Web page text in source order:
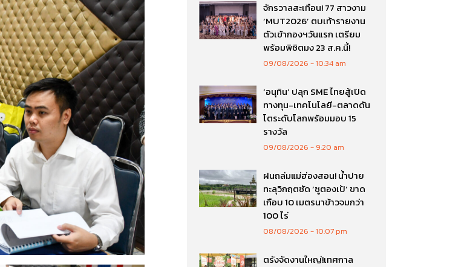
จักรวาลสะเทือน! 77 สาวงาม
‘MUT2026’ ตบเท้ารายงาน
ตัวเข้ากองฯวันแรก เตรียม
พร้อมพิชิตมง 23 ส.ค.นี้!
09/08/2026 10:34 am
‘อนุทิน’ ปลุก SME ไทยสู้เปิด
ทางทุน-เทคโนโลยี-ตลาดดัน
โตระดับโลกพร้อมมอบ 15
รางวัล
09/08/2026 9:20 am
ฝนถล่มแม่ฮ่องสอน! น้ำปาย
ทะลุวิกฤตซัด ‘ซูตองเป้’ ขาด
เกือบ 10 เมตรนาข้าวจมกว่า
100 ไร่
08/08/2026 10:07 pm
ตรังจัดงานใหญ่!เทศกาล